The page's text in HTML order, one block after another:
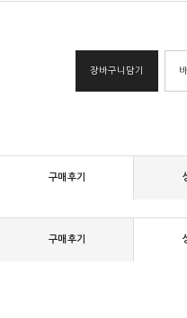
장바구니담기
구매후기
구매후기